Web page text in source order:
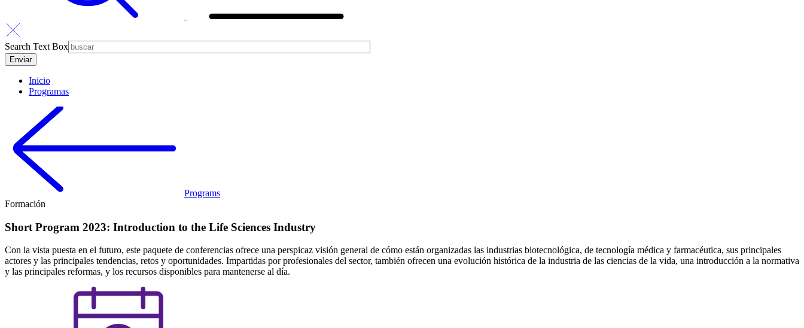
Search Text Box
Inicio
Programas
Programs
Formación
Short Program 2023: Introduction to the Life Sciences Industry
Con la vista puesta en el futuro, este paquete de conferencias ofrece una perspicaz visión general de cómo están organizadas las industrias biotecnológica, de tecnología médica y farmacéutica, sus principales
actores y las principales tendencias, retos y oportunidades. Impartidas por profesionales del sector, también ofrecen una evolución histórica de la industria de las ciencias de la vida, una introducción a la normativa
y las principales reformas, y los recursos disponibles para mantenerse al día.